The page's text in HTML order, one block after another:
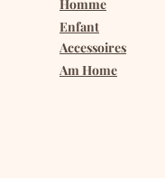
Homme
Enfant
Accessoires
Am Home